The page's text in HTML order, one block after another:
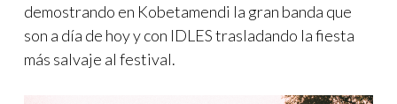
demostrando en Kobetamendi la gran banda que
son a día de hoy y con IDLES trasladando la fiesta
más salvaje al festival.